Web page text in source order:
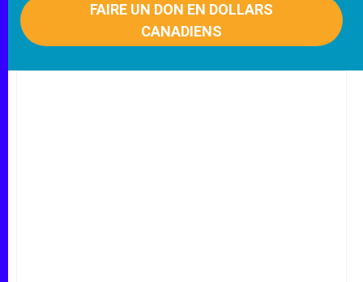
FAIRE UN DON EN DOLLARS
CANADIENS